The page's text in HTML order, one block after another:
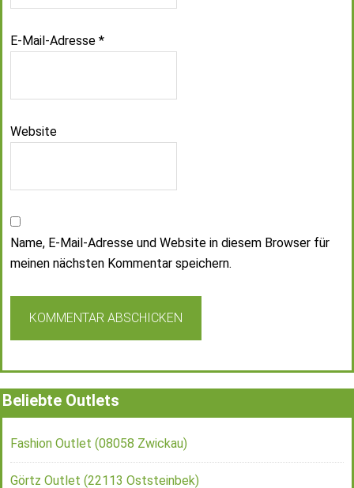
E-Mail-Adresse *
Website
Name, E-Mail-Adresse und Website in diesem Browser für
meinen nächsten Kommentar speichern.
Beliebte Outlets
Fashion Outlet (08058 Zwickau)
Görtz Outlet (22113 Oststeinbek)